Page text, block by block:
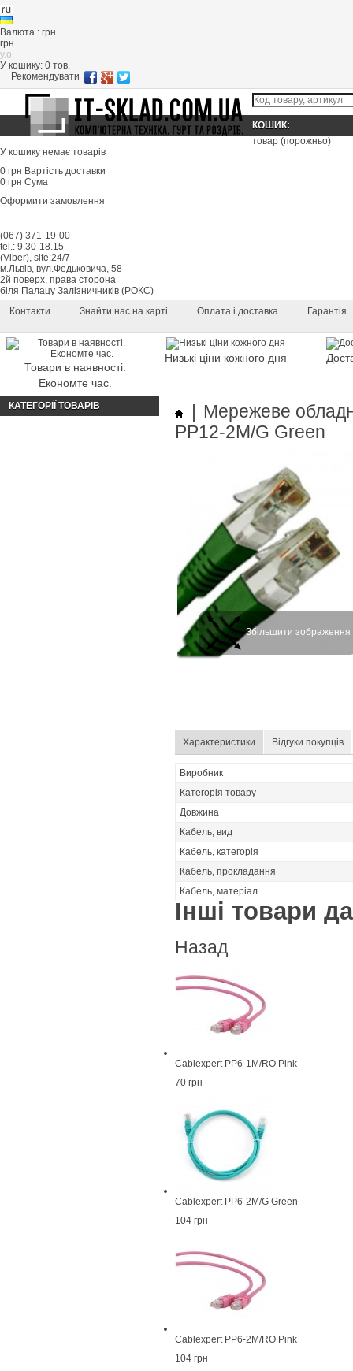
Валюта : грн
грн
y.o.
У кошику: 0 тов.
Рекомендувати
КОШИК:
товар (порожньо)
У кошику немає товарів
0 грн Вартість доставки
0 грн Сума
Оформити замовлення
(067) 371-19-00
tel.: 9.30-18.15
(Viber), site:24/7
м.Львів, вул.Федьковича, 58
2й поверх, права сторона
біля Палацу Залізничників (РОКС)
Контакти
Знайти нас на карті Оплата і доставка Гарантія
Товари в наявності.
Економте час.
Низькі ціни кожного дня
КАТЕГОРІЇ ТОВАРІВ
Мережеве
PP12-2M/G Green
Збільшити зображення
Характеристики Відгуки покупців
Виробник
Категорія товару
Довжина
Кабель, вид
Кабель, категорія
Кабель, прокладання
Кабель, матеріал
Інші товари
Назад
Cablexpert PP6-1M/RO Pink
70 грн
Cablexpert PP6-2M/G Green
104 грн
Cablexpert PP6-2M/RO Pink
104 грн